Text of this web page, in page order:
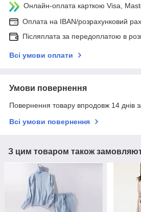
Онлайн-оплата карткою Visa,
Оплата на IBAN/розрахунковий
Післяплата за передоплатою в
Всі умови оплати
Умови повернення
Повернення товару впродовж 14 днів
Всі умови повернення
З цим товаром також